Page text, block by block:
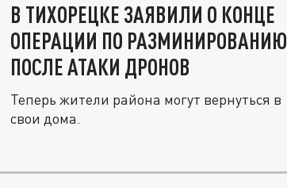
В ТИХОРЕЦКЕ ЗАЯВИЛИ О КОНЦЕ
ОПЕРАЦИИ ПО РАЗМИНИРОВАНИЮ
ПОСЛЕ АТАКИ ДРОНОВ
Теперь жители района могут вернуться в
свои дома.